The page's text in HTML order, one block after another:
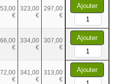
€
323,00
€
297,00
€
Ajouter
€
334,00
€
307,00
€
Ajouter
€
341,00
€
313,00
€
Ajouter